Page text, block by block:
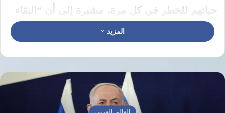
حياتهم للخطر في كل مرة، مشيرة إلى أن “البقاء
على قيد الحياة في غزة أصبح مهمة شبه
مستحيلة”. بحسب القاهرة الإخبارية
وأكدت “حمدان”، أن الأونروا تُمنع حتى اللحظة من
إدخال شاحناتها المحمّلة بالمواد الغذائية والدوائية
إلى القطاع، رغم أن أكثر من 3000 شاحنة متوقفة
المزيد